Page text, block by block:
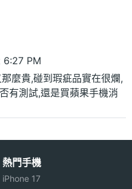
PM
麼貴,碰到瑕疵品實在很爛,
有測試,還是買蘋果手機消
熱門手機
iPhone 17